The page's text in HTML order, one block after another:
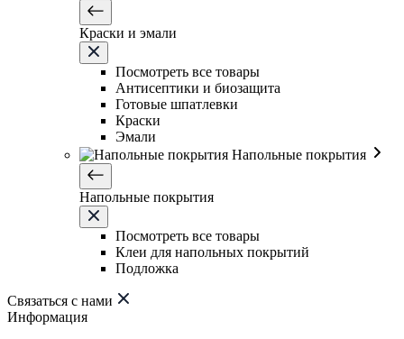
Краски и эмали
Посмотреть все товары
Антисептики и биозащита
Готовые шпатлевки
Краски
Эмали
Напольные покрытия
Напольные покрытия
Посмотреть все товары
Клеи для напольных покрытий
Подложка
Связаться с нами
Информация